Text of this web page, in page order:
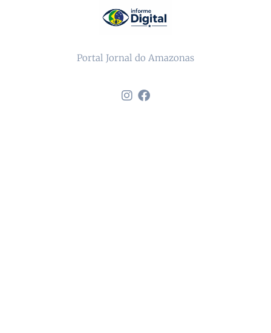
Portal Jornal do Amazonas